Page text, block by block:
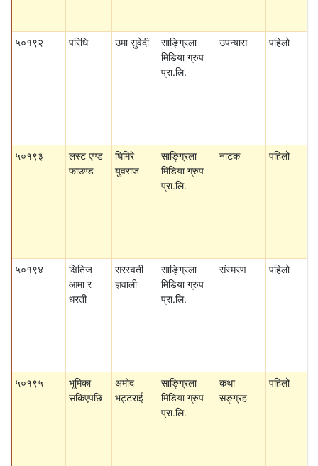
५०१९२ परिधि उमा सुवेदी
साङ्ग्रिला
मिडिया ग्रुप
प्रा.लि.
उपन्यास पहिलो
५०१९३
लस्ट एण्ड
फाउण्ड
घिमिरे
युवराज
साङ्ग्रिला
मिडिया ग्रुप
प्रा.लि.
नाटक पहिलो
५०१९४
क्षितिज
आमा र
धरती
सरस्वती
ज्ञवाली
साङ्ग्रिला
मिडिया ग्रुप
प्रा.लि.
संस्मरण पहिलो
५०१९५
भूमिका
सकिएपछि
अमोद
भट्टराई
साङ्ग्रिला
मिडिया ग्रुप
प्रा.लि.
कथा
सङ्ग्रह
पहिलो